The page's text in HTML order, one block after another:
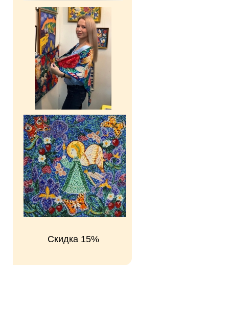
Скидка 15%